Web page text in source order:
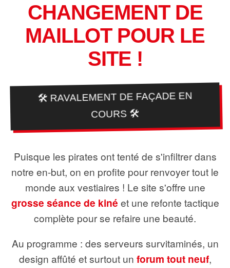
CHANGEMENT DE
MAILLOT POUR LE
SITE !
🛠️ RAVALEMENT DE FAÇADE EN
COURS 🛠️
Puisque les pirates ont tenté de s'infiltrer dans
notre en-but, on en profite pour renvoyer tout le
monde aux vestiaires ! Le site s'offre une
grosse séance de kiné et une refonte tactique
complète pour se refaire une beauté.
Au programme : des serveurs survitaminés, un
design affûté et surtout un forum tout neuf,